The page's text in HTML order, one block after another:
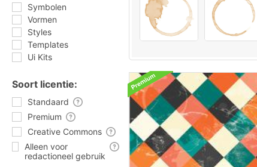
Symbolen
Vormen
Styles
Templates
Ui Kits
Soort licentie:
Standaard
Premium
Creative Commons
Alleen voor
redactioneel gebruik